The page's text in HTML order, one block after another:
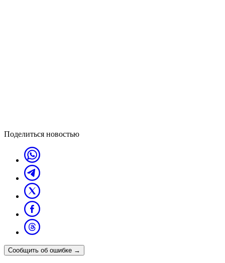
Поделиться новостью
Сообщить об ошибке →